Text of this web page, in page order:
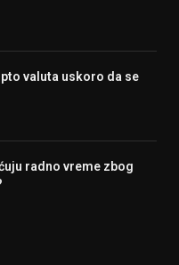
valuta uskoro da se
radno vreme zbog